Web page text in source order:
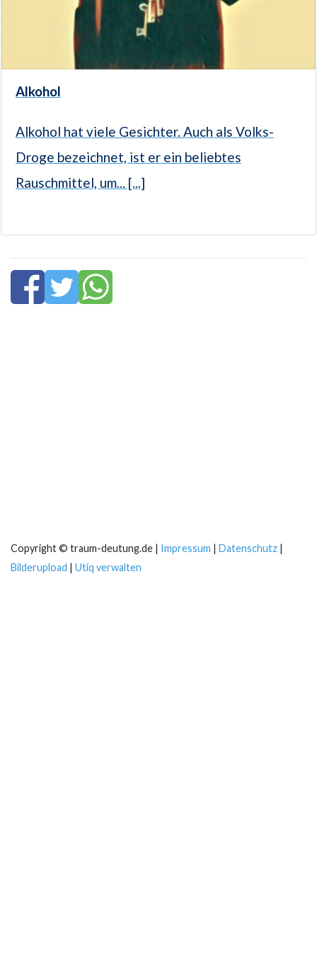
Alkohol
Alkohol hat viele Gesichter. Auch als Volks-
Droge bezeichnet, ist er ein beliebtes
Rauschmittel, um... [...]
Copyright © traum-deutung.de | Impressum | Datenschutz |
Bilderupload | Utiq verwalten